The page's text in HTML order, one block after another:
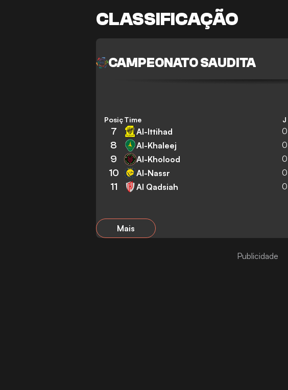
CLASSIFICAÇÃO
CAMPEONATO SAUDITA
PosiçãoTime J
7 Al-Ittihad 0
8 Al-Khaleej 0
9 Al-Kholood 0
10 Al-Nassr 0
11 Al Qadsiah 0
Mais